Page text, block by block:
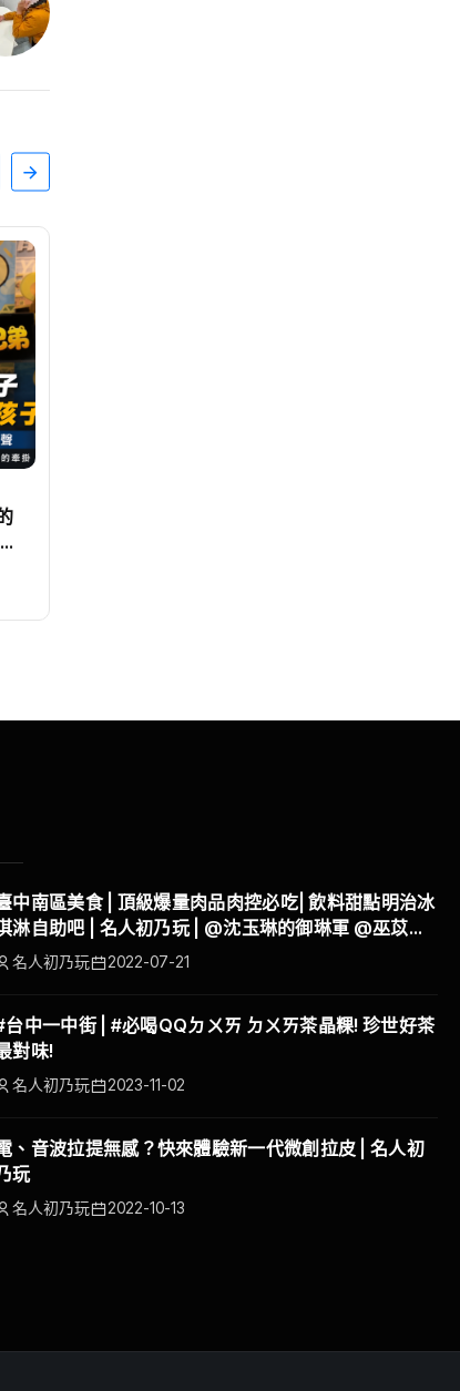
中南區美食 | 頂級爆量肉品肉控必吃| 飲料甜點明治冰
淋自助吧 | 名人初乃玩 | @沈玉琳的御琳軍 @巫苡萱
苡級玩家
名人初乃玩 2022-07-21
台中一中街 | #必喝QQㄉㄨㄞ ㄉㄨㄞ茶晶粿! 珍世好茶
對味!
名人初乃玩 2023-11-02
、音波拉提無感？快來體驗新一代微創拉皮 | 名人初
玩
名人初乃玩 2022-10-13